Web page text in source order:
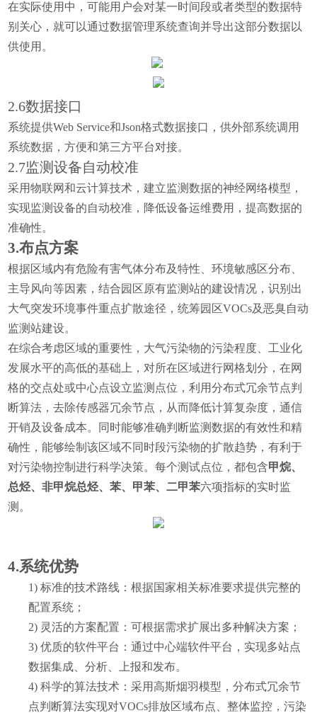
在实际使用中，可能用户会对某一时间段或者类型的数据特
别关心，就可以通过数据管理系统查询并导出这部分数据以
供使用。
2.6数据接口
系统提供Web Service和Json格式数据接口，供外部系统调用
系统数据，方便和第三方平台对接。
2.7监测设备自动校准
采用物联网和云计算技术，建立监测数据的神经网络模型，
实现监测设备的自动校准，降低设备运维费用，提高数据的
准确性。
3.布点方案
根据区域内有危险有害气体分布及特性、环境敏感区分布、
主导风向等因素，结合园区原有监测站的建设情况，识别出
大气突发环境事件重点扩散途径，统筹园区VOCs及恶臭自动
监测站建设。
在综合考虑区域的重要性，大气污染物的污染程度、工业化
发展水平的高低的基础上，对所在区域进行网格划分，在网
格的交点处或中心点设立监测点位，利用分布式冗余节点判
断算法，去除传感器冗余节点，从而降低计算复杂度，通信
开销及设备成本。同时能够准确判断监测数据的有效性和精
确性，能够绘制该区域不同时段污染物的扩散趋势，有利于
对污染物控制进行科学决策。每个测试点位，都包含甲烷、
总烃、非甲烷总烃、苯、甲苯、二甲苯六项指标的实时监
测。
4.系统优势
1) 标准的技术路线：根据国家相关标准要求提供完整的
配置系统；
2) 灵活的方案配置：可根据需求扩展出多种解决方案；
3) 优质的软件平台：通过中心端软件平台，实现多站点
数据集成、分析、上报和发布。
4) 科学的算法技术：采用高斯烟羽模型，分布式冗余节
点判断算法实现对VOCs排放区域布点、整体监控，污染